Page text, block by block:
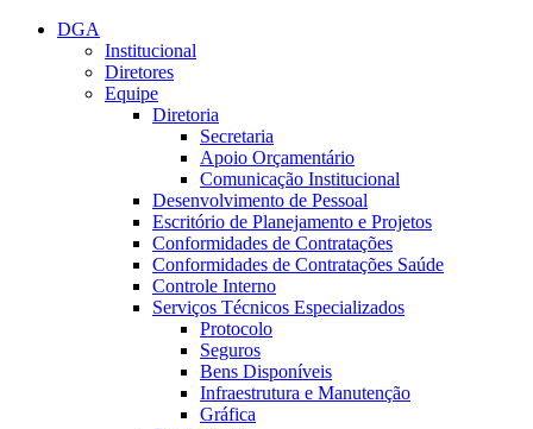
Conteúdo principal
DGA
Institucional
Diretores
Equipe
Diretoria
Secretaria
Apoio Orçamentário
Comunicação Institucional
Desenvolvimento de Pessoal
Escritório de Planejamento e Projetos
Conformidades de Contratações
Conformidades de Contratações Saúde
Controle Interno
Serviços Técnicos Especializados
Protocolo
Seguros
Bens Disponíveis
Infraestrutura e Manutenção
Gráfica